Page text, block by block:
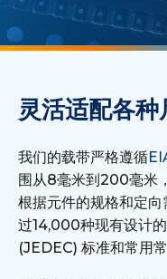
灵活适配各
我们的载带严格遵循
围从8毫米到200毫米
根据元件的规格和定
过14,000种现有设计
(JEDEC) 标准和常用